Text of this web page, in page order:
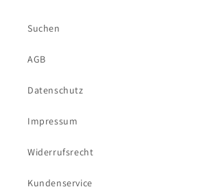
Suchen
AGB
Datenschutz
Impressum
Widerrufsrecht
Kundenservice